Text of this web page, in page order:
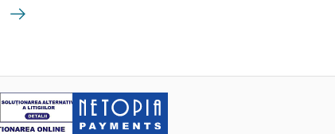
Următoarea